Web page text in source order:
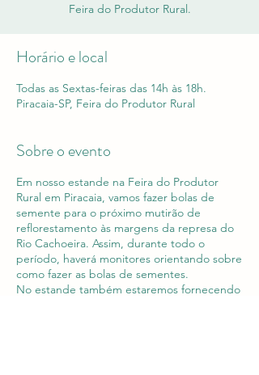
Feira do Produtor Rural.
Horário e local
Todas as Sextas-feiras das 14h às 18h.
Piracaia-SP, Feira do Produtor Rural
Sobre o evento
Em nosso estande na Feira do Produtor
Rural em Piracaia, vamos fazer bolas de
semente para o próximo mutirão de
reflorestamento às margens da represa do
Rio Cachoeira. Assim, durante todo o
período, haverá monitores orientando sobre
como fazer as bolas de sementes.
No estande também estaremos fornecendo